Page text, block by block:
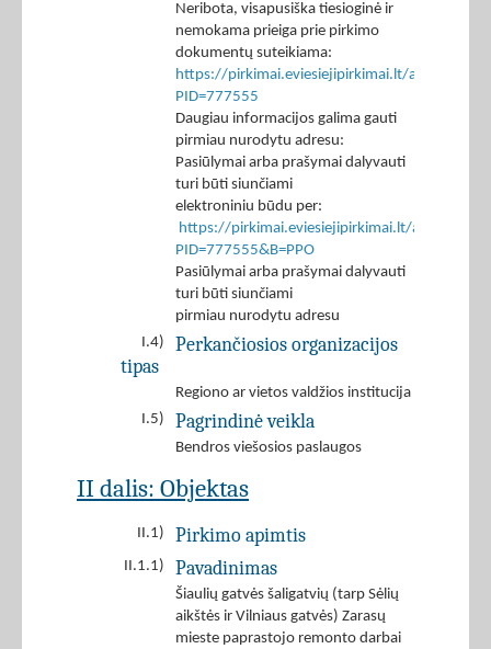
Neribota, visapusiška tiesioginė ir
nemokama prieiga prie pirkimo
dokumentų suteikiama:
https://pirkimai.eviesiejipirkimai.lt/app/rfq/
PID=777555
Daugiau informacijos galima gauti
pirmiau nurodytu adresu:
Pasiūlymai arba prašymai dalyvauti
turi būti siunčiami
elektroniniu būdu per:
https://pirkimai.eviesiejipirkimai.lt/app/rfq/
PID=777555&B=PPO
Pasiūlymai arba prašymai dalyvauti
turi būti siunčiami
pirmiau nurodytu adresu
I.4)
Perkančiosios organizacijos
tipas
Regiono ar vietos valdžios institucija
I.5)
Pagrindinė veikla
Bendros viešosios paslaugos
II dalis: Objektas
II.1) Pirkimo apimtis
II.1.1) Pavadinimas
Šiaulių gatvės šaligatvių (tarp Sėlių
aikštės ir Vilniaus gatvės) Zarasų
mieste paprastojo remonto darbai